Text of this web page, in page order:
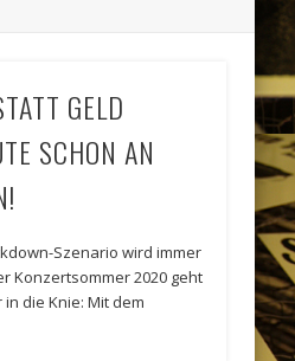
GELD
SCHON AN
Szenario wird immer
Konzertsommer 2020 geht
die Knie: Mit dem